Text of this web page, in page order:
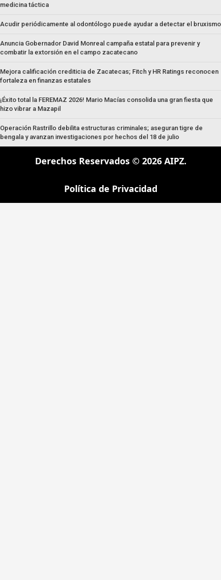
medicina táctica
Acudir periódicamente al odontólogo puede ayudar a detectar el bruxismo
Anuncia Gobernador David Monreal campaña estatal para prevenir y
combatir la extorsión en el campo zacatecano
Mejora calificación crediticia de Zacatecas; Fitch y HR Ratings reconocen
fortaleza en finanzas estatales
¡Éxito total la FEREMAZ 2026! Mario Macías consolida una gran fiesta que
hizo vibrar a Mazapil
Operación Rastrillo debilita estructuras criminales; aseguran tigre de
bengala y avanzan investigaciones por hechos del 18 de julio
Derechos Reservados © 2026 AIPZ.
Política de Privacidad